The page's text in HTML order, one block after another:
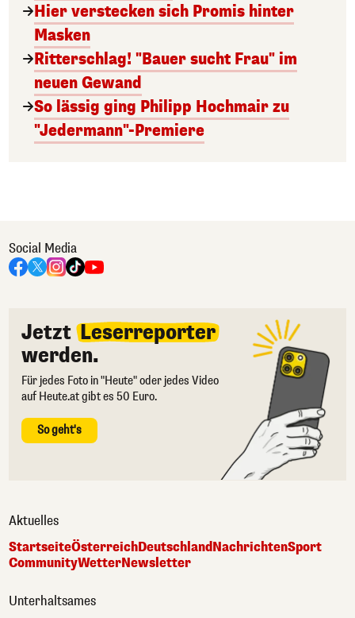
Hier verstecken sich Promis hinter
Masken
Ritterschlag! "Bauer sucht Frau" im
neuen Gewand
So lässig ging Philipp Hochmair zu
"Jedermann"-Premiere
Social Media
Jetzt Leserreporter
werden.
Für jedes Foto in "Heute" oder jedes Video
auf Heute.at gibt es 50 Euro.
So geht's
Aktuelles
StartseiteÖsterreichDeutschlandNachrichtenSport
CommunityWetterNewsletter
Unterhaltsames